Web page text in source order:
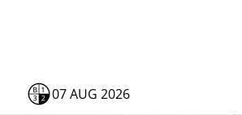
07 AUG 2026